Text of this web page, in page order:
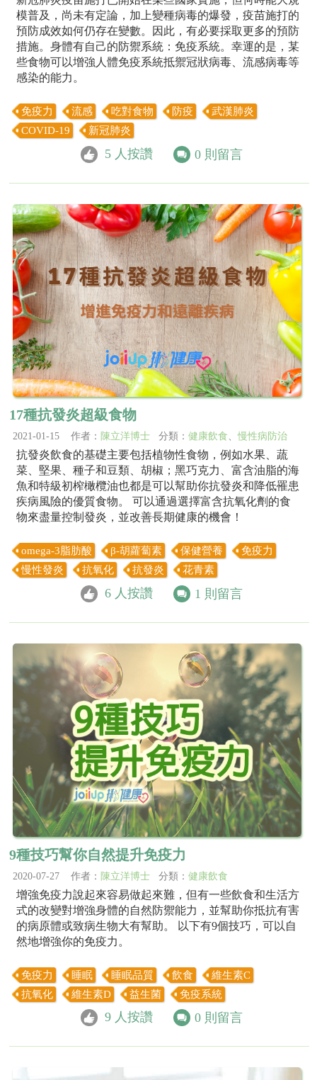
模普及，尚未有定論，加上變種病毒的爆發，疫苗施打的
預防成效如何仍存在變數。因此，有必要採取更多的預防
措施。身體有自己的防禦系統：免疫系統。幸運的是，某
些食物可以增強人體免疫系統抵禦冠狀病毒、流感病毒等
感染的能力。
免疫力 流感 吃對食物 防疫
武漢肺炎
COVID-19
新冠肺炎
5 人按讚 0 則留言
17種抗發炎超級食物
2021-01-15 作者： 陳立洋博士 分類： 健康飲食 、慢性病防治
抗發炎飲食的基礎主要包括植物性食物，例如水果、蔬
菜、堅果、種子和豆類、胡椒；黑巧克力、富含油脂的海
魚和特級初榨橄欖油也都是可以幫助你抗發炎和降低罹患
疾病風險的優質食物。 可以通過選擇富含抗氧化劑的食
物來盡量控制發炎，並改善長期健康的機會！
omega-3脂肪酸 β-胡蘿蔔素 保健營養
免疫力
慢性發炎
抗氧化 抗發炎 花青素
6 人按讚 1 則留言
9種技巧幫你自然提升免疫力
2020-07-27 作者： 陳立洋博士 分類： 健康飲食
增強免疫力說起來容易做起來難，但有一些飲食和生活方
式的改變對增強身體的自然防禦能力，並幫助你抵抗有害
的病原體或致病生物大有幫助。 以下有9個技巧，可以自
然地增強你的免疫力。
免疫力 睡眠 睡眠品質 飲食
維生素C
抗氧化
維生素D 益生菌 免疫系統
9 人按讚 0 則留言